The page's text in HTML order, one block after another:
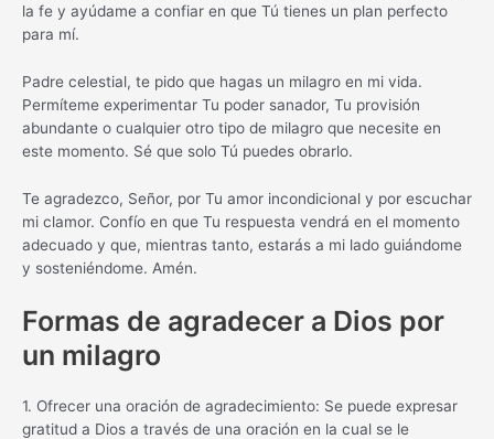
la fe y ayúdame a confiar en que Tú tienes un plan perfecto
para mí.
Padre celestial, te pido que hagas un milagro en mi vida.
Permíteme experimentar Tu poder sanador, Tu provisión
abundante o cualquier otro tipo de milagro que necesite en
este momento. Sé que solo Tú puedes obrarlo.
Te agradezco, Señor, por Tu amor incondicional y por escuchar
mi clamor. Confío en que Tu respuesta vendrá en el momento
adecuado y que, mientras tanto, estarás a mi lado guiándome
y sosteniéndome. Amén.
Formas de agradecer a Dios por
un milagro
1. Ofrecer una oración de agradecimiento: Se puede expresar
gratitud a Dios a través de una oración en la cual se le